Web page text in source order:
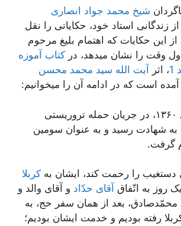
شیخ محمد جواد انصاری
زندگانی استاد خود، حکایاتی را نقل
این حکایات که اهتمام بلیغ مرحوم
وقت را نشان میدهد، در کتاب آموزه
، اثر
آیت الله سید محمد محسن
آمده است که در ادامه آن را میخوانیم:
دستغیب در سال ۱۳۶۰، در جریان حمله تروریستی
به شهادت رسید و به عنوان سومین
گرفت.
دستغیب را رحمت کند، ایشان به کربلا
روز به اتّفاق آقای حدّاد و آقای والد و
محمّدصادق، بعد از همان سفر حج، به
رفته بودیم و خدمت ایشان بودیم؛